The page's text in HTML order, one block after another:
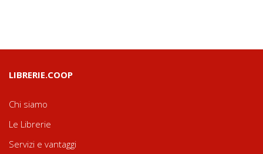
LIBRERIE.COOP
Chi siamo
Le Librerie
Servizi e vantaggi